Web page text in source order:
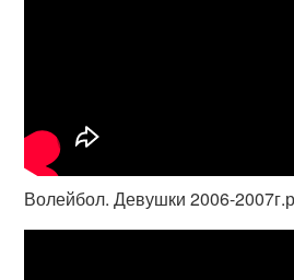
Волейбол. Девушки 2006-